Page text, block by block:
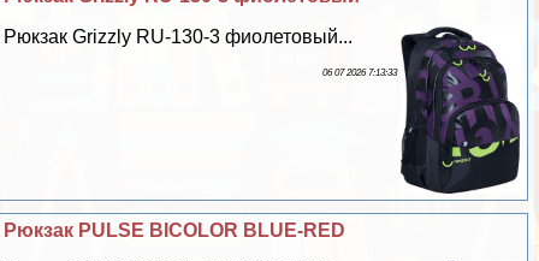
Рюкзак Grizzly RU-130-3 фиолетовый...
06 07 2026 7:13:33
Рюкзак PULSE BICOLOR BLUE-RED